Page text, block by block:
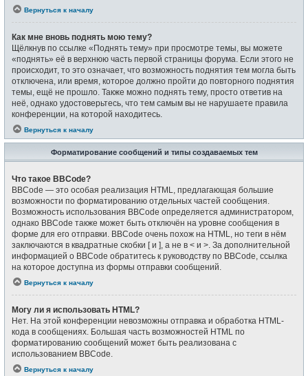
Вернуться к началу
Как мне вновь поднять мою тему?
Щёлкнув по ссылке «Поднять тему» при просмотре темы, вы можете
«поднять» её в верхнюю часть первой страницы форума. Если этого не
происходит, то это означает, что возможность поднятия тем могла быть
отключена, или время, которое должно пройти до повторного поднятия
темы, ещё не прошло. Также можно поднять тему, просто ответив на
неё, однако удостоверьтесь, что тем самым вы не нарушаете правила
конференции, на которой находитесь.
Вернуться к началу
Форматирование сообщений и типы создаваемых тем
Что такое BBCode?
BBCode — это особая реализация HTML, предлагающая большие
возможности по форматированию отдельных частей сообщения.
Возможность использования BBCode определяется администратором,
однако BBCode также может быть отключён на уровне сообщения в
форме для его отправки. BBCode очень похож на HTML, но теги в нём
заключаются в квадратные скобки [ и ], а не в < и >. За дополнительной
информацией о BBCode обратитесь к руководству по BBCode, ссылка
на которое доступна из формы отправки сообщений.
Вернуться к началу
Могу ли я использовать HTML?
Нет. На этой конференции невозможны отправка и обработка HTML-
кода в сообщениях. Большая часть возможностей HTML по
форматированию сообщений может быть реализована с
использованием BBCode.
Вернуться к началу